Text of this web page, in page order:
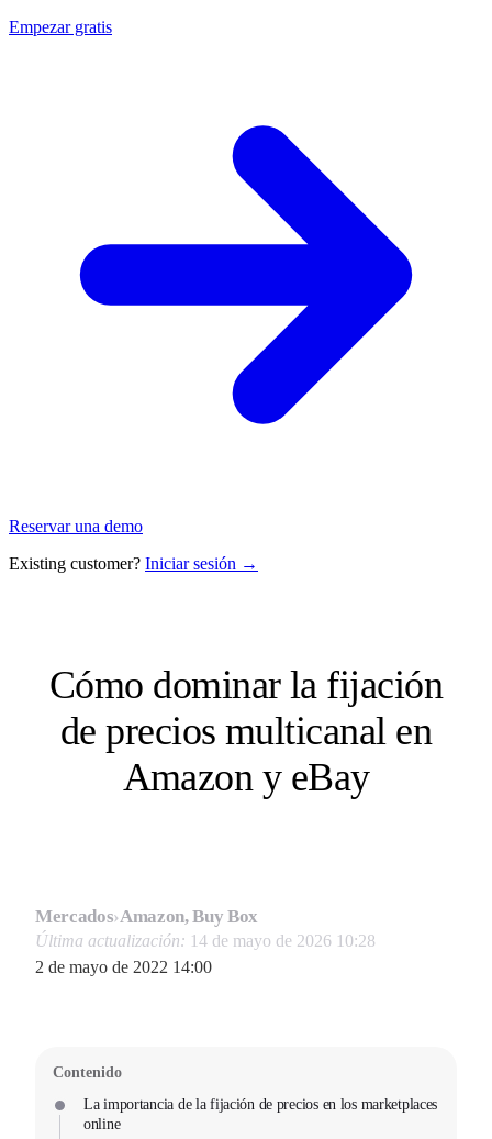
Empezar gratis
Reservar una demo
Existing customer? Iniciar sesión →
Cómo dominar la fijación
de precios multicanal en
Amazon y eBay
Mercados›Amazon, Buy Box
Última actualización: 14 de mayo de 2026 10:28
2 de mayo de 2022 14:00
Contenido
La importancia de la fijación de precios en los marketplaces
online